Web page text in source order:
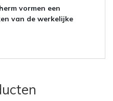
vormen een
van de werkelijke